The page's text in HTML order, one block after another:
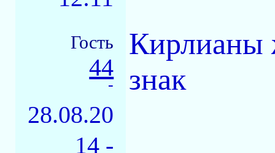
Гость
44
-
28.08.20
14 -
Кирлианы
знак